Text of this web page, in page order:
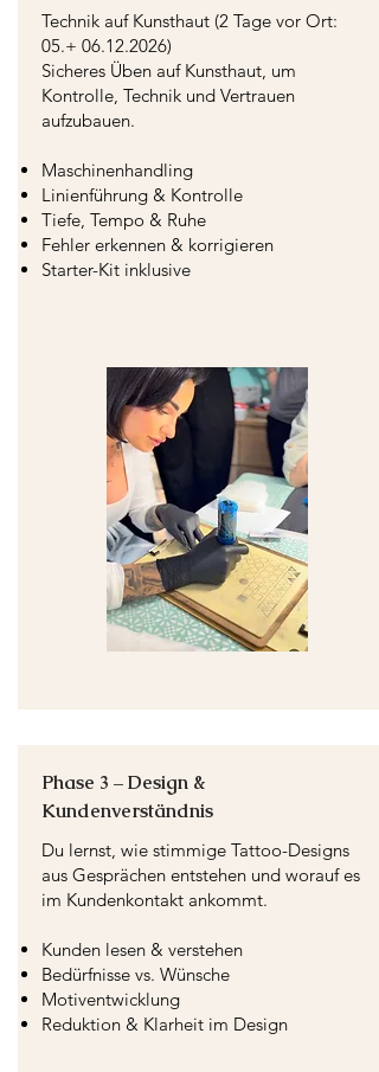
Technik auf Kunsthaut (2 Tage vor Ort:
05.+ 06.12.2026)
Sicheres Üben auf Kunsthaut, um
Kontrolle, Technik und Vertrauen
aufzubauen.
Maschinenhandling
Linienführung & Kontrolle
Tiefe, Tempo & Ruhe
Fehler erkennen & korrigieren
Starter-Kit inklusive
Phase 3 – Design &
Kundenverständnis
Du lernst, wie stimmige Tattoo-Designs
aus Gesprächen entstehen und worauf es
im Kundenkontakt ankommt.
Kunden lesen & verstehen
Bedürfnisse vs. Wünsche
Motiventwicklung
Reduktion & Klarheit im Design